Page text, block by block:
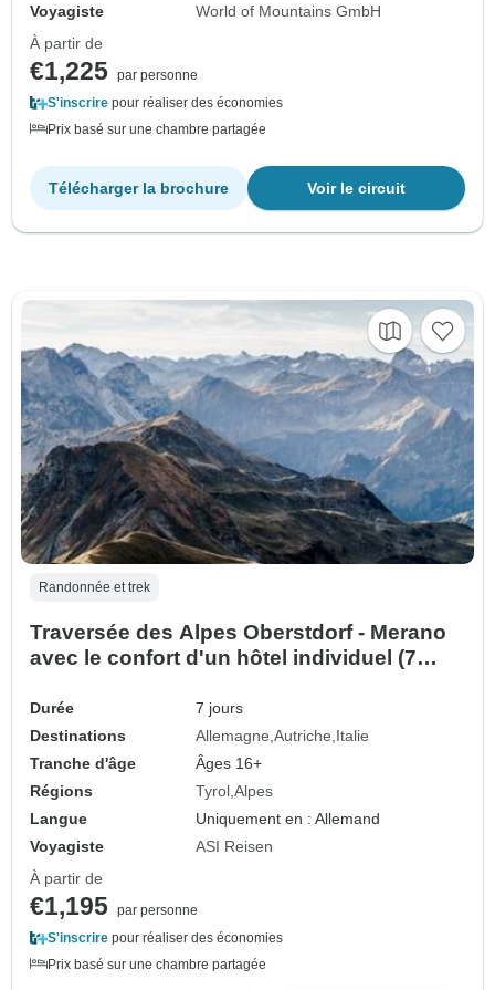
Voyagiste
World of Mountains GmbH
À partir de
€1,225 par personne
S'inscrire pour réaliser des économies
Prix basé sur une chambre partagée
Voir le circuit
Télécharger la brochure
Randonnée et trek
Traversée des Alpes Oberstdorf - Merano
avec le confort d'un hôtel individuel (7
Durée
7 jours
Destinations
Allemagne Autriche Italie
Tranche d'âge
Âges 16+
Régions
Tyrol Alpes
Langue
Uniquement en : Allemand
Voyagiste
ASI Reisen
À partir de
€1,195 par personne
S'inscrire pour réaliser des économies
Prix basé sur une chambre partagée